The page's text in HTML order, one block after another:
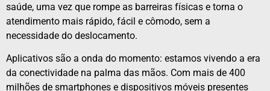
saúde, uma vez que rompe as barreiras físicas e torna o
atendimento mais rápido, fácil e cômodo, sem a
necessidade do deslocamento.
Aplicativos são a onda do momento: estamos vivendo a era
da conectividade na palma das mãos. Com mais de 400
milhões de smartphones e dispositivos móveis presentes